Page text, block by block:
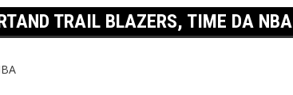
TRAIL BLAZERS, TIME DA NBA